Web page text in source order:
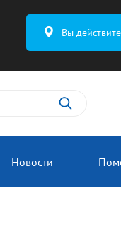
Вы
Новости